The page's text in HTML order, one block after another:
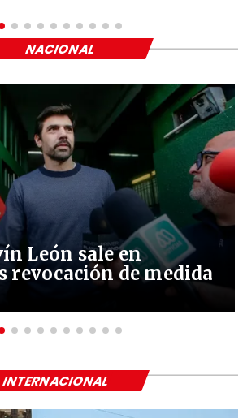
León sale en
revocación de medida
NACIONAL
INTERNACIONAL